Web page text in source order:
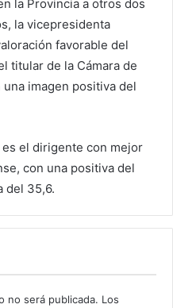
la Provincia a otros dos
la vicepresidenta
favorable del
titular de la Cámara de
imagen positiva del
el dirigente con mejor
con una positiva del
del 35,6.
no será publicada. Los